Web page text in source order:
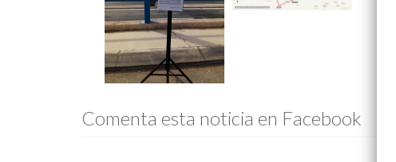
Comenta esta noticia en Facebook